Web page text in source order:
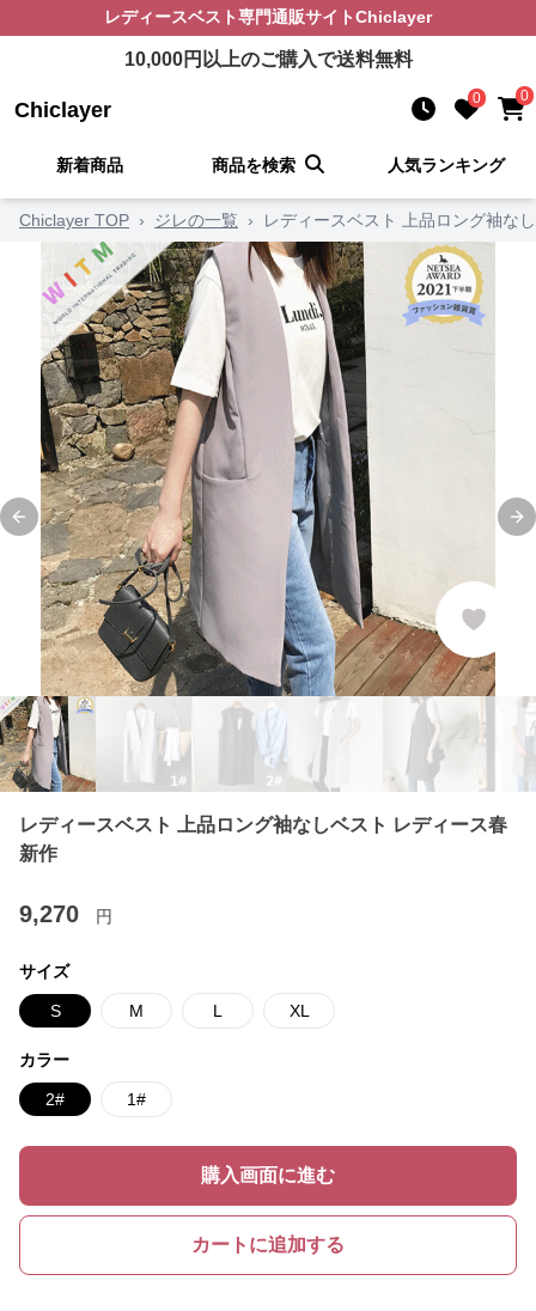
レディースベスト専門通販サイトChiclayer
10,000円以上のご購入で送料無料
Chiclayer 0 0
新着商品 商品を検索 人気ランキング
Chiclayer TOP › ジレの一覧 › レディースベスト 上品ロング袖な
Previous slide
レディースベスト 上品ロング袖なしベスト レディース春
新作
9,270 円
サイズ
S M L XL
カラー
2# 1#
購入画面に進む
カートに追加する